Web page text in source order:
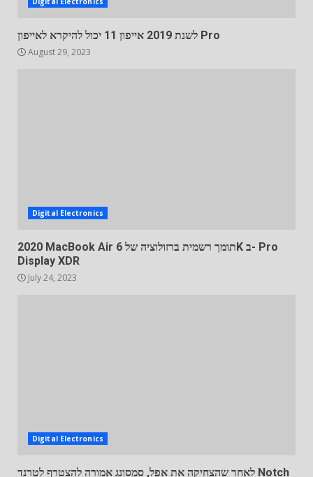
לשנת 2019 אייפון 11 יכול להיקרא לאייפון Pro
August 29, 2023
Digital Electronics
2020 MacBook Air תומך רשמית ברזולוציה של 6K ב- Pro
Display XDR
July 24, 2023
Digital Electronics
לאחר שהצחיקה את אפל, סמסונג אמורה להצטרף לטרנד Notch